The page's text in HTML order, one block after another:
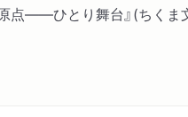
点――ひとり舞台』(ちくま